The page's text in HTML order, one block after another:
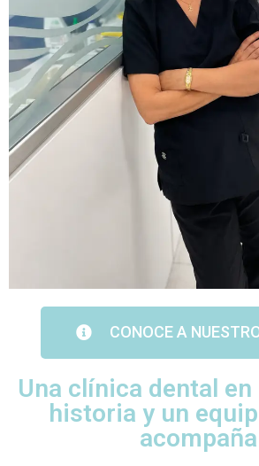
CONOCE A
Una clínica dental en
historia y un
acompaña